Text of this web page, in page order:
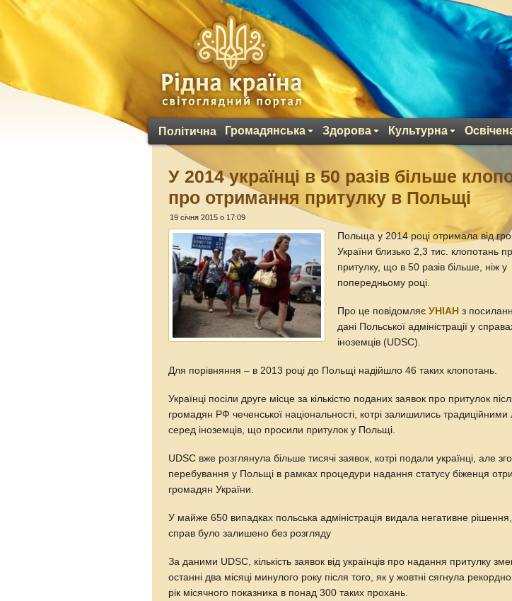
Політична Громадянська Здорова Культурна
У 2014 українці в 50 разів більше
про отримання притулку в Польщі
19 січня 2015 о 17:09
Польща у 2014 році отримала від
України близько 2,3 тис. клопотань
притулку, що в 50 разів більше, ніж у
попередньому році.
Про це повідомляєУНІАН з
дані Польської адміністрації у
іноземців (UDSC).
Для порівняння – в 2013 році до Польщі надійшло 46 таких клопотань.
Українці посіли друге місце за кількістю поданих заявок про притулок
громадян РФ чеченської національності, котрі залишились традиційними
серед іноземців, що просили притулок у Польщі.
UDSC вже розглянула більше тисячі заявок, котрі подали українці, але
перебування у Польщі в рамках процедури надання статусу біженця
громадян України.
У майже 650 випадках польська адміністрація видала негативне
справ було залишено без розгляду
За даними UDSC, кількість заявок від українців про надання притулку
останні два місяці минулого року після того, як у жовтні сягнула
рік місячного показника в понад 300 таких прохань.